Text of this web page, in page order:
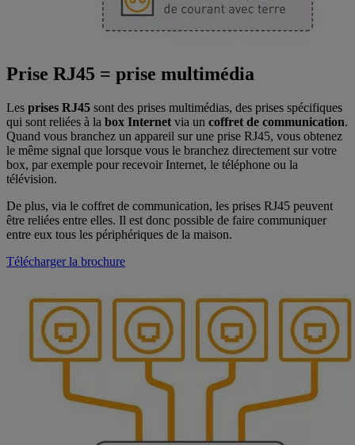
Prise RJ45 = prise multimédia
Les prises RJ45 sont des prises multimédias, des prises spécifiques
qui sont reliées à la box Internet via un coffret de communication.
Quand vous branchez un appareil sur une prise RJ45, vous obtenez
le même signal que lorsque vous le branchez directement sur votre
box, par exemple pour recevoir Internet, le téléphone ou la
télévision.
De plus, via le coffret de communication, les prises RJ45 peuvent
être reliées entre elles. Il est donc possible de faire communiquer
entre eux tous les périphériques de la maison.
Télécharger la brochure